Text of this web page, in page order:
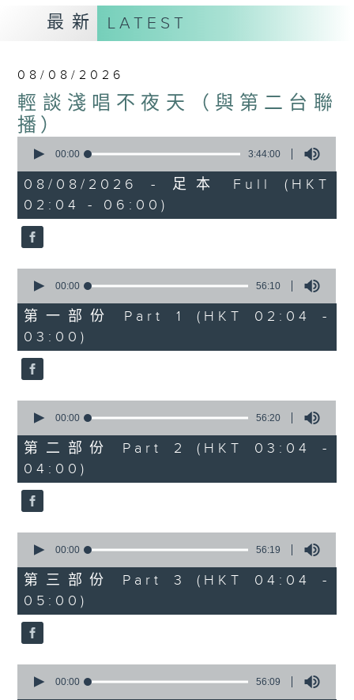
最新 LATEST
08/08/2026
輕談淺唱不夜天（與第二台聯
播）
seconds
3
hours,
44
minutes,
0
seconds
00:00 3:44:00
08/08/2026 - 足本 Full (HKT
02:04 - 06:00)
seconds
56
minutes,
10
seconds
00:00 56:10
第一部份 Part 1 (HKT 02:04 -
03:00)
seconds
56
minutes,
20
seconds
00:00 56:20
第二部份 Part 2 (HKT 03:04 -
04:00)
seconds
56
minutes,
19
seconds
00:00 56:19
第三部份 Part 3 (HKT 04:04 -
05:00)
seconds
00:00 56:09